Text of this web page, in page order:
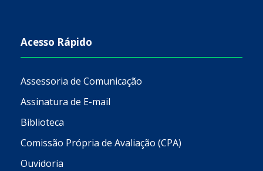
Acesso Rápido
Assessoria de Comunicação
Assinatura de E-mail
Biblioteca
Comissão Própria de Avaliação (CPA)
Ouvidoria